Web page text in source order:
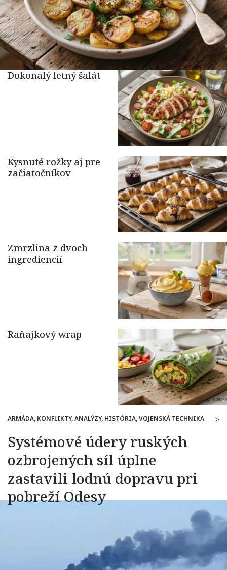
ARMÁDA, KONFLIKTY, ANALÝZY, HISTÓRIA, VOJENSKÁ TECHNIKA